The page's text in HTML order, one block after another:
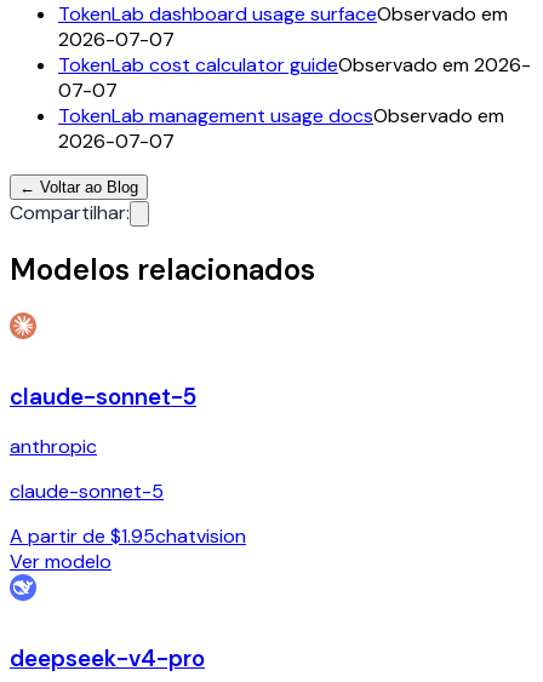
TokenLab dashboard usage surfaceObservado em
2026-07-07
TokenLab cost calculator guideObservado em 2026-
07-07
TokenLab management usage docsObservado em
2026-07-07
← Voltar ao Blog
Compartilhar:
Modelos relacionados
claude-sonnet-5
anthropic
claude-sonnet-5
A partir de $1.95chatvision
Ver modelo
deepseek-v4-pro